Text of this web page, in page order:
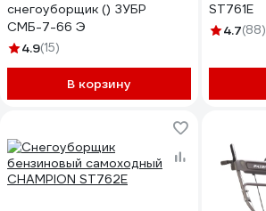
снегоуборщик () ЗУБР
СМБ-7-66 Э
4.9(15)
В корзину
ST761E
4.7(88)